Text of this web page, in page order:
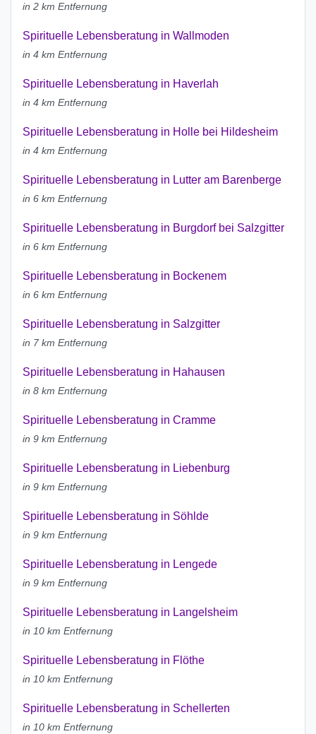
in 2 km Entfernung
Spirituelle Lebensberatung in Wallmoden
in 4 km Entfernung
Spirituelle Lebensberatung in Haverlah
in 4 km Entfernung
Spirituelle Lebensberatung in Holle bei Hildesheim
in 4 km Entfernung
Spirituelle Lebensberatung in Lutter am Barenberge
in 6 km Entfernung
Spirituelle Lebensberatung in Burgdorf bei Salzgitter
in 6 km Entfernung
Spirituelle Lebensberatung in Bockenem
in 6 km Entfernung
Spirituelle Lebensberatung in Salzgitter
in 7 km Entfernung
Spirituelle Lebensberatung in Hahausen
in 8 km Entfernung
Spirituelle Lebensberatung in Cramme
in 9 km Entfernung
Spirituelle Lebensberatung in Liebenburg
in 9 km Entfernung
Spirituelle Lebensberatung in Söhlde
in 9 km Entfernung
Spirituelle Lebensberatung in Lengede
in 9 km Entfernung
Spirituelle Lebensberatung in Langelsheim
in 10 km Entfernung
Spirituelle Lebensberatung in Flöthe
in 10 km Entfernung
Spirituelle Lebensberatung in Schellerten
in 10 km Entfernung